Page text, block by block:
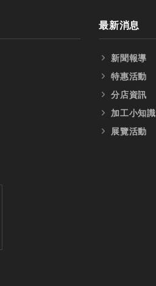
最新消息
新聞報導
特惠活動
分店資訊
加工小知識
展覽活動